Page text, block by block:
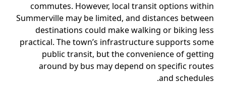
commutes. However, local transit options within
Summerville may be limited, and distances between
destinations could make walking or biking less
practical. The town’s infrastructure supports some
public transit, but the convenience of getting
around by bus may depend on specific routes
and schedules.